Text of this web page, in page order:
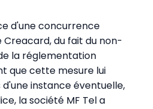
d'une concurrence
du fait du non-
la réglementation
que cette mesure lui
instance éventuelle,
la société MF Tel a